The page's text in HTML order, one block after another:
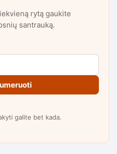
rytą gaukite
santrauką.
galite bet kada.